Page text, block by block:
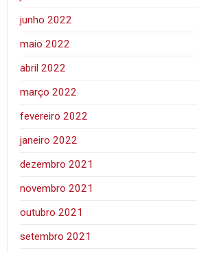
junho 2022
maio 2022
abril 2022
março 2022
fevereiro 2022
janeiro 2022
dezembro 2021
novembro 2021
outubro 2021
setembro 2021